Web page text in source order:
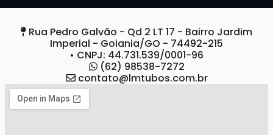
Rua Pedro Galvão - Qd 2 LT 17 - Bairro Jardim
Imperial - Goiania/GO - 74492-215
• CNPJ: 44.731.539/0001-96
(62) 98538-7272
contato@lmtubos.com.br